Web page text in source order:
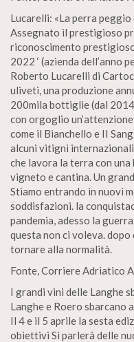
Lucarelli: «La perra peggio
Assegnato il prestigioso
riconoscimento
2022 ‘ (azienda dell’anno
Roberto Lucarelli di
uliveti, una produzione
200mila bottiglie (dal
con orgoglio
come il Bianchello e II
alcuni vitigni
che lavora la terra con
vigneto e cantina. Un
Stiamo entrando in nuovi
soddisfazioni. la
pandemia, adesso la
questa non ci voleva. dopo
tornare alla normalità.
Fonte, Corriere Adriatico
I grandi vini delle Langhe
Langhe e Roero sbarcano
Il 4 e il 5 aprile la sesta
obiettivi Si parlerà delle